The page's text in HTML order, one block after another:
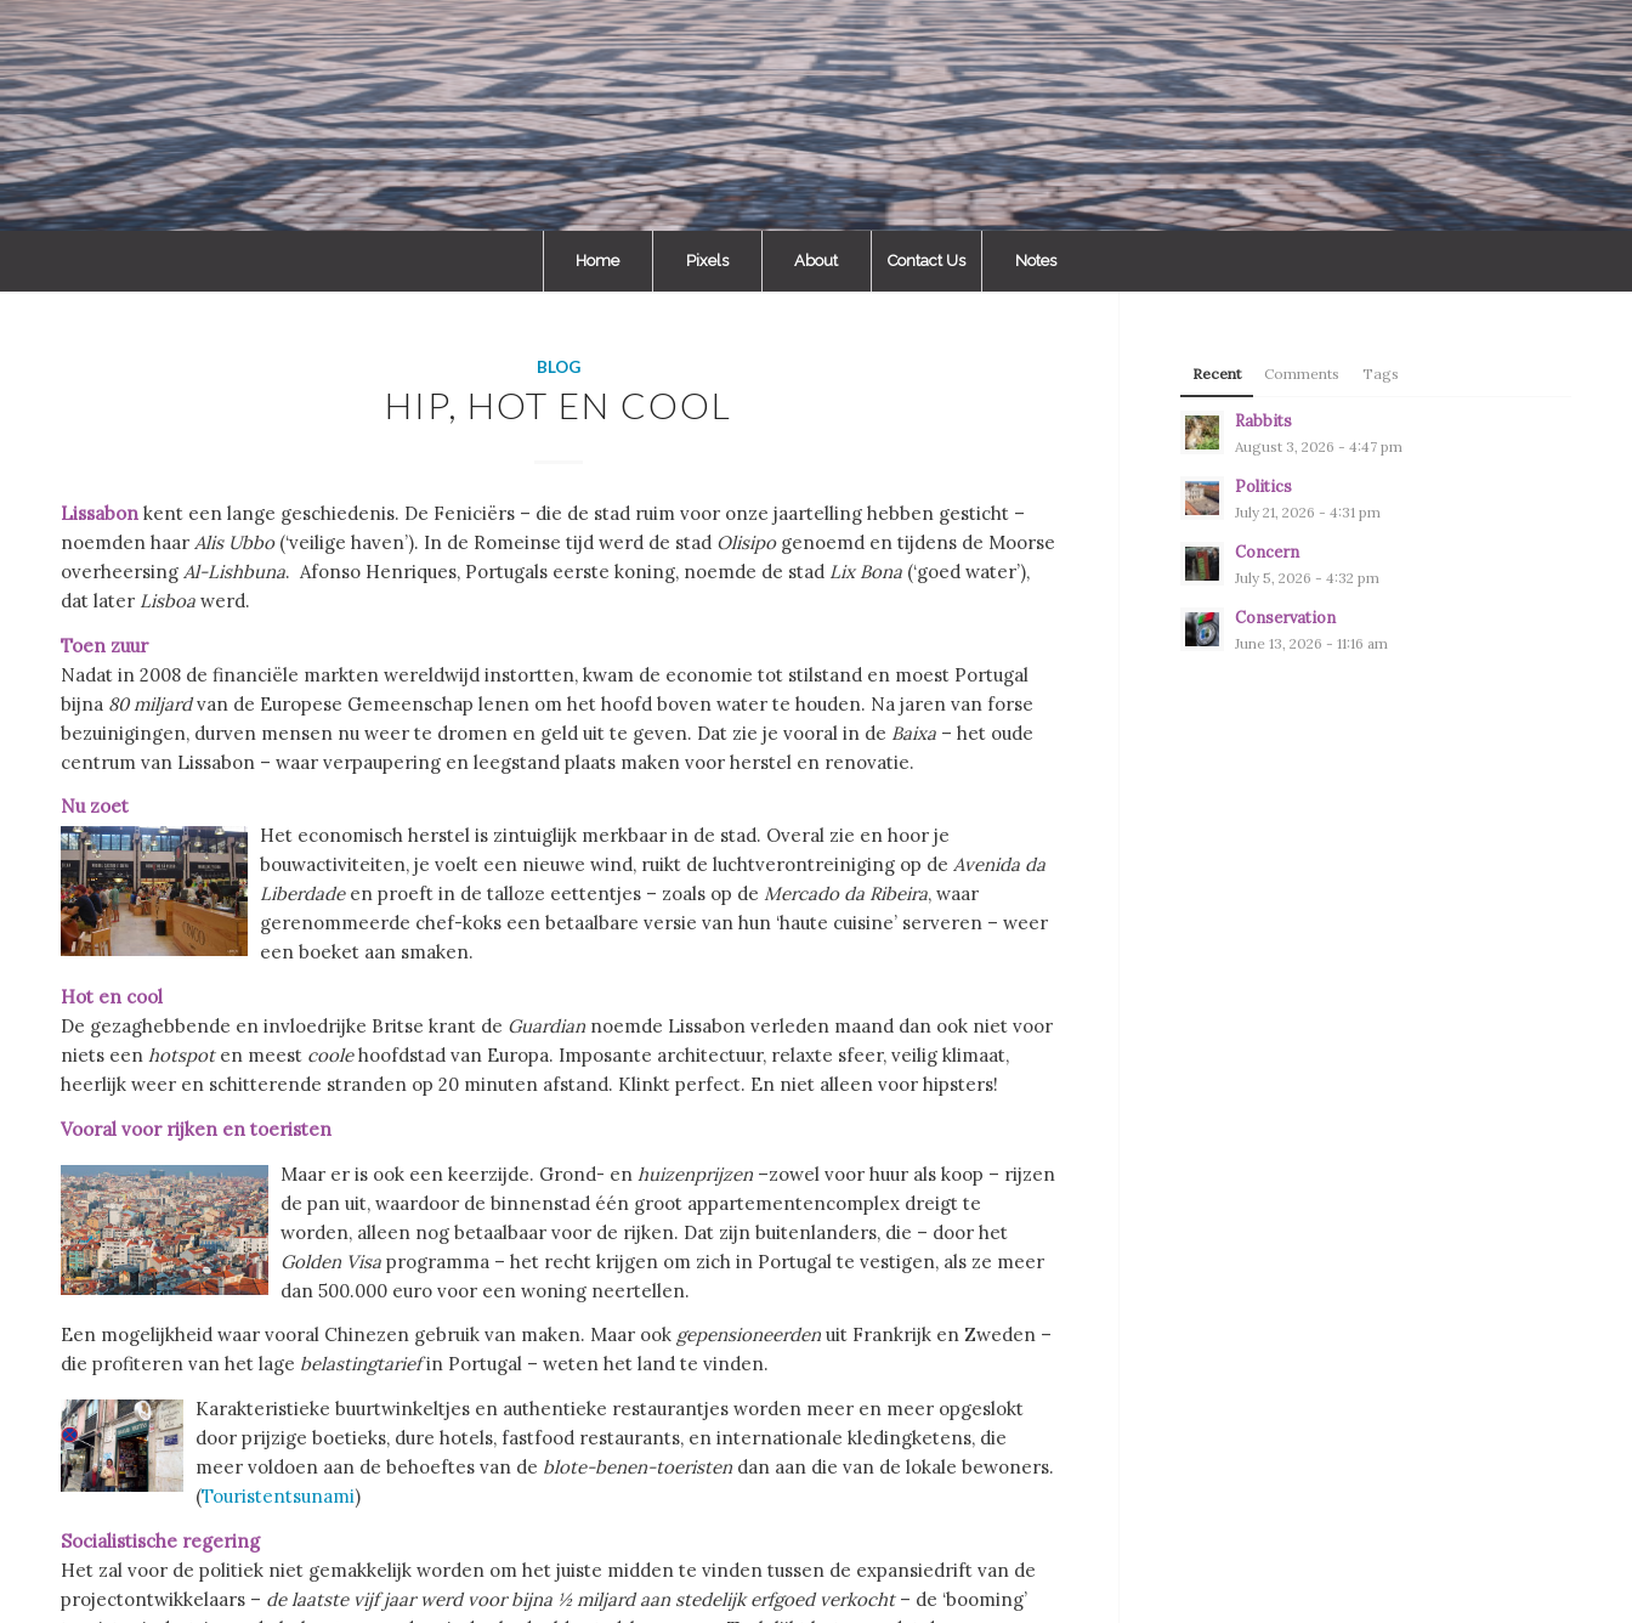
Home Pixels About Contact Us Notes
BLOG
HIP, HOT EN COOL
Lissabon kent een lange geschiedenis. De Feniciërs – die de stad ruim voor onze jaartelling hebben gesticht –
noemden haar Alis Ubbo(‘veilige haven’). In de Romeinse tijd werd de stad Olisipogenoemd en tijdens de Moorse
overheersing Al-Lishbuna. Afonso Henriques, Portugals eerste koning, noemde de stad Lix Bona (‘goed water’),
dat later Lisboa werd.
Toen zuur
Nadat in 2008 de financiële markten wereldwijd instortten, kwam de economie tot stilstand en moest Portugal
bijna 80 miljardvan de Europese Gemeenschap lenen om het hoofd boven water te houden. Na jaren van forse
bezuinigingen, durven mensen nu weer te dromen en geld uit te geven. Dat zie je vooral in de Baixa – het oude
centrum van Lissabon – waar verpaupering en leegstand plaats maken voor herstel en renovatie.
Nu zoet
Het economisch herstel is zintuiglijk merkbaar in de stad. Overal zie en hoor je
bouwactiviteiten, je voelt een nieuwe wind, ruikt de luchtverontreiniging op de Avenida da
Liberdadeen proeft in de talloze eettentjes – zoals op de Mercado da Ribeira, waar
gerenommeerde chef-koks een betaalbare versie van hun ‘haute cuisine’ serveren – weer
een boeket aan smaken.
Hot en cool
De gezaghebbende en invloedrijke Britse krant de Guardian noemde Lissabon verleden maand dan ook niet voor
niets een hotspoten meest coolehoofdstad van Europa. Imposante architectuur, relaxte sfeer, veilig klimaat,
heerlijk weer en schitterende stranden op 20 minuten afstand. Klinkt perfect. En niet alleen voor hipsters!
Vooral voor rijken en toeristen
Maar er is ook een keerzijde. Grond- en huizenprijzen –zowel voor huur als koop – rijzen
de pan uit, waardoor de binnenstad één groot appartementencomplex dreigt te
worden, alleen nog betaalbaar voor de rijken. Dat zijn buitenlanders, die – door het
Golden Visa programma – het recht krijgen om zich in Portugal te vestigen, als ze meer
dan 500.000 euro voor een woning neertellen.
Een mogelijkheid waar vooral Chinezen gebruik van maken. Maar ook gepensioneerden uit Frankrijk en Zweden –
die profiteren van het lage belastingtariefin Portugal – weten het land te vinden.
Karakteristieke buurtwinkeltjes en authentieke restaurantjes worden meer en meer opgeslokt
door prijzige boetieks, dure hotels, fastfood restaurants, en internationale kledingketens, die
meer voldoen aan de behoeftes van de blote-benen-toeristen dan aan die van de lokale bewoners.
(Touristentsunami)
Socialistische regering
Het zal voor de politiek niet gemakkelijk worden om het juiste midden te vinden tussen de expansiedrift van de
projectontwikkelaars – de laatste vijf jaar werd voor bijna ½ miljard aan stedelijk erfgoed verkocht– de ‘booming’
Recent Comments Tags
Rabbits
August 3, 2026 - 4:47 pm
Politics
July 21, 2026 - 4:31 pm
Concern
July 5, 2026 - 4:32 pm
Conservation
June 13, 2026 - 11:16 am